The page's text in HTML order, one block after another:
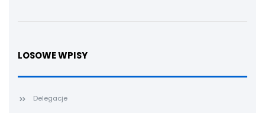
LOSOWE WPISY
Delegacje